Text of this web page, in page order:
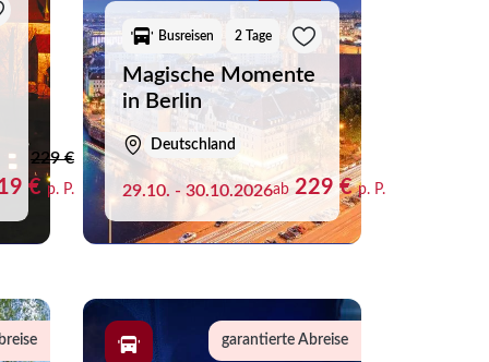
Merkliste schliessen
229 €
€p. P.
Busreisen 2 Tage
Magische Momente
in Berlin
Deutschland
29.10. - 30.10.2026ab 229 €p. P.
garantierte Abreise